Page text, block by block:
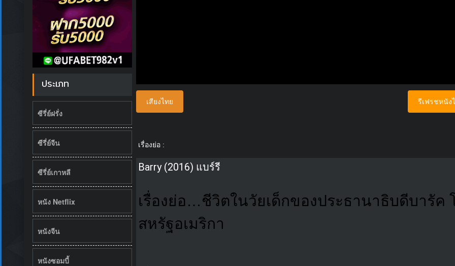
ประเภท
ซีรี่ย์ฝรั่ง
ซีรี่ย์จีน
ซีรี่ย์เกาหลี
หนัง Netflix
หนังจีน
หนังซอมบี้
เสียงไทย รีเฟรชหนัง
เรื่องย่อ :
Barry (2016) แบร์รี
เรื่องย่อ…ชีวิตในวัยเด็กของประธานาธิบดีบารัค
สหรัฐอเมริกา